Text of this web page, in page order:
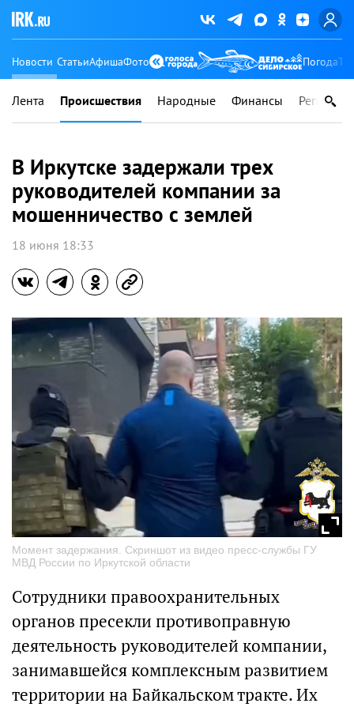
Новости СтатьиАфишаФото Погода
Лента Происшествия Народные Финансы Регионы
В Иркутске задержали трех
руководителей компании за
мошенничество с землей
18 июня 18:33
Момент задержания. Скриншот из видео пресс-службы ГУ
МВД России по Иркутской области
Сотрудники правоохранительных
органов пресекли противоправную
деятельность руководителей компании,
занимавшейся комплексным развитием
территории на Байкальском тракте. Их